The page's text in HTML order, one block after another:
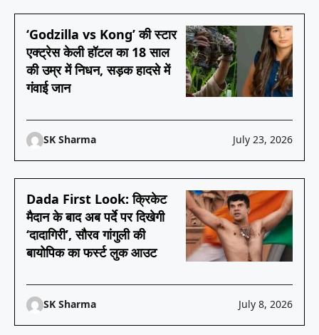
‘Godzilla vs Kong’ की स्टार
एक्ट्रेस केली हॉटल का 18 साल
की उम्र में निधन, सड़क हादसे में
गंवाई जान
SK Sharma July 23, 2026
Dada First Look: क्रिकेट
मैदान के बाद अब पर्दे पर दिखेगी
‘दादागिरी’, सौरव गांगुली की
बायोपिक का फर्स्ट लुक आउट
SK Sharma July 8, 2026